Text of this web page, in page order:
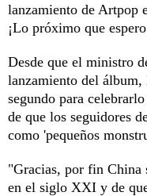
lanzamiento de Artpop
¡Lo próximo que
Desde que el ministro
lanzamiento del
segundo para
de que los seguidores
como 'pequeños
"Gracias, por fin China
en el siglo XXI y de